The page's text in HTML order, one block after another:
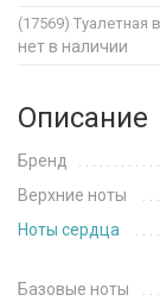
(17569) Туалетная
нет в наличии
Описание
Бренд
Верхние ноты
Ноты сердца
Базовые ноты